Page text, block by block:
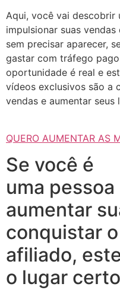
Aqui, você vai descobrir
impulsionar suas
sem precisar aparecer,
gastar com tráfego
oportunidade é real e
vídeos exclusivos são a
vendas e aumentar
QUERO AUMENTAR AS
Se você é
uma
aumentar
conquistar
afiliado,
o lugar